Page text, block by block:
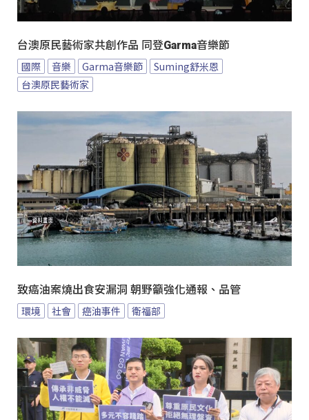
台澳原民藝術家共創作品 同登Garma音樂節
國際 音樂 Garma音樂節
Suming舒米恩
台澳原民藝術家
致癌油案燒出食安漏洞 朝野籲強化通報、品管
環境 社會 癌油事件 衛福部